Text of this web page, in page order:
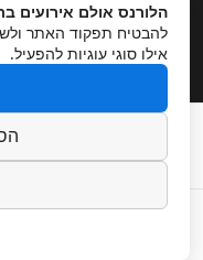
קרדיטים
הלורנס אולם אירועים
להבטיח תפקוד האתר
אילו סוגי עוגיות להפעיל.